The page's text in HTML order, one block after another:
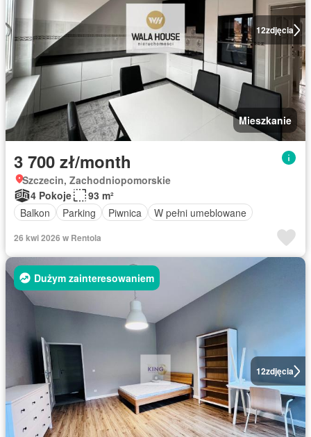
12zdjęcia
Mieszkanie
3 700 zł/month
Szczecin, Zachodniopomorskie
4 Pokoje
93 m²
Balkon
Parking Piwnica W pełni umeblowane
26 kwi 2026 w Rentola
12zdjęcia
Dużym zainteresowaniem